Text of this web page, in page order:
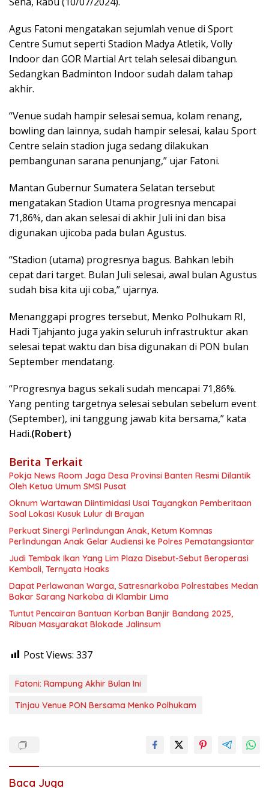
Agus Fatoni mengatakan sejumlah venue di Sport
Centre Sumut seperti Stadion Madya Atletik, Volly
Indoor dan GOR Martial Art telah selesai dibangun.
Sedangkan Badminton Indoor sudah dalam tahap
akhir.
“Venue sudah hampir selesai semua, kolam renang,
bowling dan lainnya, sudah hampir selesai, kalau Sport
Centre selain stadion juga sedang dilakukan
pembangunan sarana penunjang,” ujar Fatoni.
Mantan Gubernur Sumatera Selatan tersebut
mengatakan Stadion Utama progresnya mencapai
71,86%, dan akan selesai di akhir Juli ini dan bisa
digunakan ujicoba pada bulan Agustus.
“Stadion (utama) progresnya bagus. Bahkan lebih
cepat dari target. Bulan Juli selesai, awal bulan Agustus
sudah bisa kita uji coba,” ujarnya.
Menanggapi progres tersebut, Menko Polhukam RI,
Hadi Tjahjanto juga yakin seluruh infrastruktur akan
selesai tepat waktu dan bisa digunakan di PON bulan
September mendatang.
“Progresnya bagus sekali sudah mencapai 71,86%.
Yang penting targetnya selesai sebulan sebelum event
(September), ini tanggung jawab kita bersama,” kata
Hadi.(Robert)
Berita Terkait
Pokja News Room Jaga Desa Provinsi Banten Resmi Dilantik
Oleh Ketua Umum SMSI Pusat
Oknum Wartawan Diintimidasi Usai Tayangkan Pemberitaan
Soal Lokasi Kusuk Lulur di Brayan
Perkuat Sinergi Perlindungan Anak, Ketum Komnas
Perlindungan Anak Gelar Audiensi ke Polres Pematangsiantar
Judi Tembak Ikan Yang Lim Plaza Disebut-Sebut Beroperasi
Kembali, Ternyata Hoaks
Dapat Perlawanan Warga, Satresnarkoba Polrestabes Medan
Bakar Sarang Narkoba di Klambir Lima
Tuntut Pencairan Bantuan Korban Banjir Bandang 2025,
Ribuan Masyarakat Blokade Jalinsum
Post Views: 337
Fatoni: Rampung Akhir Bulan Ini
Tinjau Venue PON Bersama Menko Polhukam
Baca Juga